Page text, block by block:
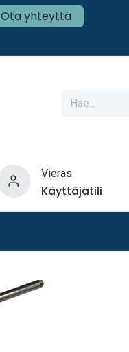
Ota yhteyttä
Vieras
Käyttäjätili